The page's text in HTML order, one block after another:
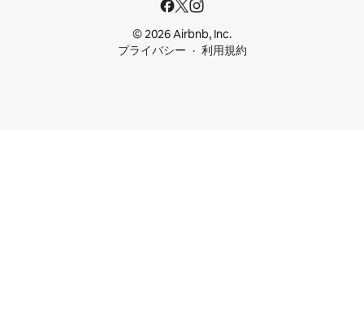
© 2026 Airbnb, Inc.
プライバシー
利用規約